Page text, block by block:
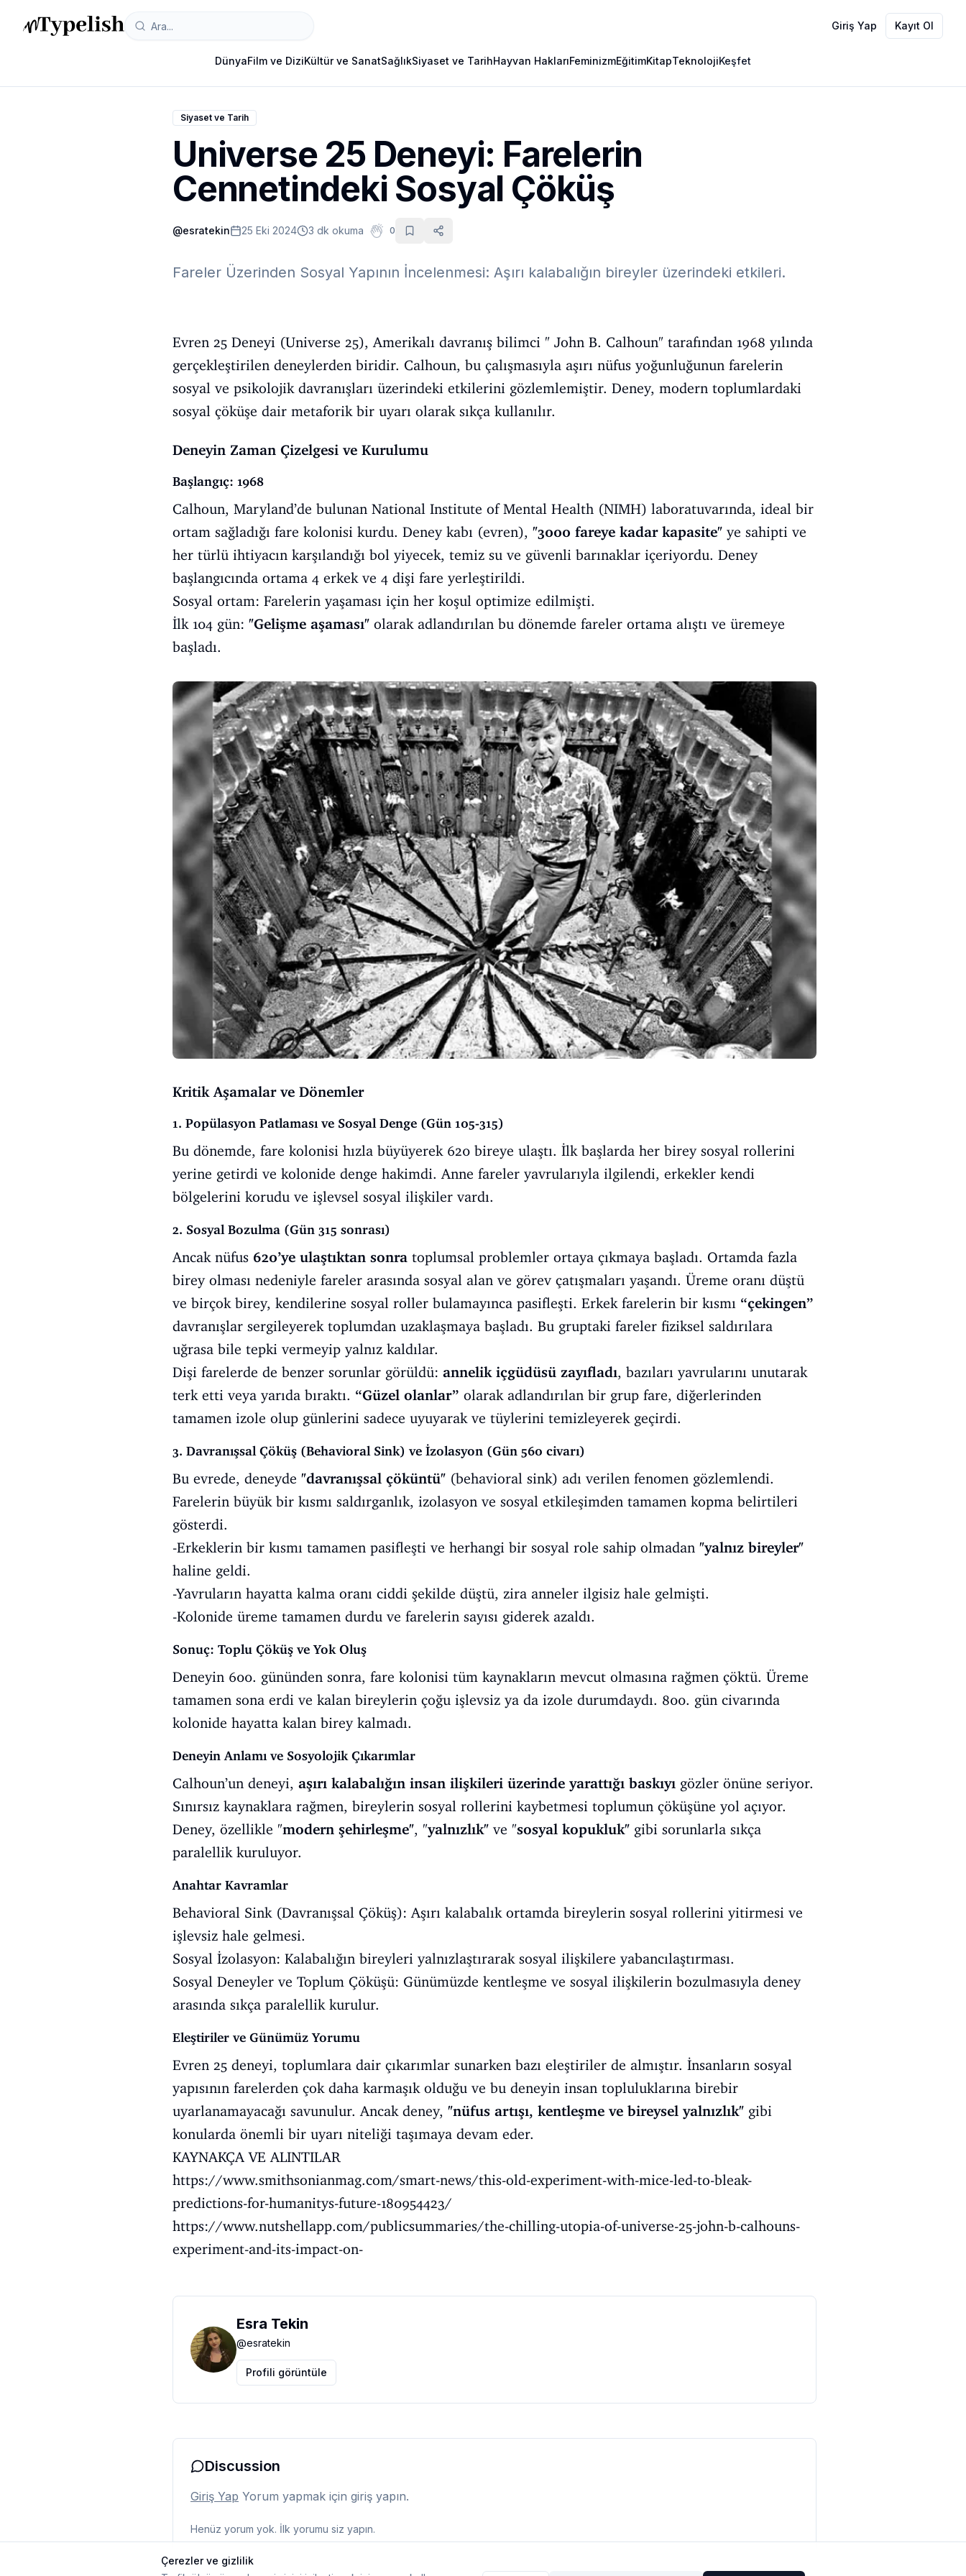
Giriş Yap Kayıt Ol
DünyaFilm ve DiziKültür ve SanatSağlıkSiyaset ve TarihHayvan HaklarıFeminizmEğitimKitapTeknolojiKeşfet
Siyaset ve Tarih
Universe 25 Deneyi: Farelerin
Cennetindeki Sosyal Çöküş
@esratekin 25 Eki 2024 3 dk okuma 0
Fareler Üzerinden Sosyal Yapının İncelenmesi: Aşırı kalabalığın bireyler üzerindeki etkileri.
Evren 25 Deneyi (Universe 25), Amerikalı davranış bilimci " John B. Calhoun" tarafından 1968 yılında
gerçekleştirilen deneylerden biridir. Calhoun, bu çalışmasıyla aşırı nüfus yoğunluğunun farelerin
sosyal ve psikolojik davranışları üzerindeki etkilerini gözlemlemiştir. Deney, modern toplumlardaki
sosyal çöküşe dair metaforik bir uyarı olarak sıkça kullanılır.
Deneyin Zaman Çizelgesi ve Kurulumu
Başlangıç: 1968
Calhoun, Maryland’de bulunan National Institute of Mental Health (NIMH) laboratuvarında, ideal bir
ortam sağladığı fare kolonisi kurdu. Deney kabı (evren), "3000 fareye kadar kapasite" ye sahipti ve
her türlü ihtiyacın karşılandığı bol yiyecek, temiz su ve güvenli barınaklar içeriyordu. Deney
başlangıcında ortama 4 erkek ve 4 dişi fare yerleştirildi.
Sosyal ortam: Farelerin yaşaması için her koşul optimize edilmişti.
İlk 104 gün: "Gelişme aşaması" olarak adlandırılan bu dönemde fareler ortama alıştı ve üremeye
başladı.
Kritik Aşamalar ve Dönemler
1. Popülasyon Patlaması ve Sosyal Denge (Gün 105-315)
Bu dönemde, fare kolonisi hızla büyüyerek 620 bireye ulaştı. İlk başlarda her birey sosyal rollerini
yerine getirdi ve kolonide denge hakimdi. Anne fareler yavrularıyla ilgilendi, erkekler kendi
bölgelerini korudu ve işlevsel sosyal ilişkiler vardı.
2. Sosyal Bozulma (Gün 315 sonrası)
Ancak nüfus 620’ye ulaştıktan sonra toplumsal problemler ortaya çıkmaya başladı. Ortamda fazla
birey olması nedeniyle fareler arasında sosyal alan ve görev çatışmaları yaşandı. Üreme oranı düştü
ve birçok birey, kendilerine sosyal roller bulamayınca pasifleşti. Erkek farelerin bir kısmı “çekingen”
davranışlar sergileyerek toplumdan uzaklaşmaya başladı. Bu gruptaki fareler fiziksel saldırılara
uğrasa bile tepki vermeyip yalnız kaldılar.
Dişi farelerde de benzer sorunlar görüldü: annelik içgüdüsü zayıfladı, bazıları yavrularını unutarak
terk etti veya yarıda bıraktı. “Güzel olanlar” olarak adlandırılan bir grup fare, diğerlerinden
tamamen izole olup günlerini sadece uyuyarak ve tüylerini temizleyerek geçirdi.
3. Davranışsal Çöküş (Behavioral Sink) ve İzolasyon (Gün 560 civarı)
Bu evrede, deneyde "davranışsal çöküntü" (behavioral sink) adı verilen fenomen gözlemlendi.
Farelerin büyük bir kısmı saldırganlık, izolasyon ve sosyal etkileşimden tamamen kopma belirtileri
gösterdi.
-Erkeklerin bir kısmı tamamen pasifleşti ve herhangi bir sosyal role sahip olmadan "yalnız bireyler"
haline geldi.
-Yavruların hayatta kalma oranı ciddi şekilde düştü, zira anneler ilgisiz hale gelmişti.
-Kolonide üreme tamamen durdu ve farelerin sayısı giderek azaldı.
Sonuç: Toplu Çöküş ve Yok Oluş
Deneyin 600. gününden sonra, fare kolonisi tüm kaynakların mevcut olmasına rağmen çöktü. Üreme
tamamen sona erdi ve kalan bireylerin çoğu işlevsiz ya da izole durumdaydı. 800. gün civarında
kolonide hayatta kalan birey kalmadı.
Deneyin Anlamı ve Sosyolojik Çıkarımlar
Calhoun’un deneyi, aşırı kalabalığın insan ilişkileri üzerinde yarattığı baskıyı gözler önüne seriyor.
Sınırsız kaynaklara rağmen, bireylerin sosyal rollerini kaybetmesi toplumun çöküşüne yol açıyor.
Deney, özellikle "modern şehirleşme", "yalnızlık" ve "sosyal kopukluk" gibi sorunlarla sıkça
paralellik kuruluyor.
Anahtar Kavramlar
Behavioral Sink (Davranışsal Çöküş): Aşırı kalabalık ortamda bireylerin sosyal rollerini yitirmesi ve
işlevsiz hale gelmesi.
Sosyal İzolasyon: Kalabalığın bireyleri yalnızlaştırarak sosyal ilişkilere yabancılaştırması.
Sosyal Deneyler ve Toplum Çöküşü: Günümüzde kentleşme ve sosyal ilişkilerin bozulmasıyla deney
arasında sıkça paralellik kurulur.
Eleştiriler ve Günümüz Yorumu
Evren 25 deneyi, toplumlara dair çıkarımlar sunarken bazı eleştiriler de almıştır. İnsanların sosyal
yapısının farelerden çok daha karmaşık olduğu ve bu deneyin insan topluluklarına birebir
uyarlanamayacağı savunulur. Ancak deney, "nüfus artışı, kentleşme ve bireysel yalnızlık" gibi
konularda önemli bir uyarı niteliği taşımaya devam eder.
KAYNAKÇA VE ALINTILAR
https://www.smithsonianmag.com/smart-news/this-old-experiment-with-mice-led-to-bleak-
predictions-for-humanitys-future-180954423/
https://www.nutshellapp.com/publicsummaries/the-chilling-utopia-of-universe-25-john-b-calhouns-
experiment-and-its-impact-on-
Esra Tekin
@esratekin
Profili görüntüle
Discussion
Giriş Yap Yorum yapmak için giriş yapın.
Henüz yorum yok. İlk yorumu siz yapın.
Çerezler ve gizlilik